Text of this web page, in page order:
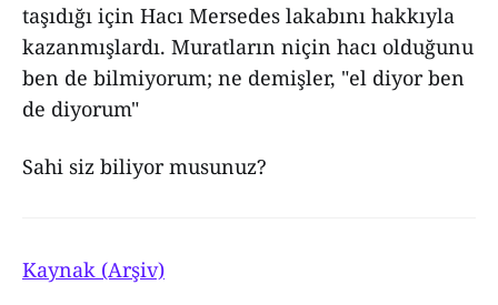
taşıdığı için Hacı Mersedes lakabını hakkıyla
kazanmışlardı. Muratların niçin hacı olduğunu
ben de bilmiyorum; ne demişler, "el diyor ben
de diyorum"
Sahi siz biliyor musunuz?
Kaynak (Arşiv)